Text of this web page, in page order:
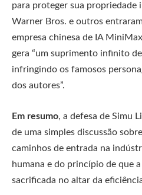
para proteger sua propriedade
Warner Bros. e outros
empresa chinesa de IA
gera “um suprimento infinito
infringindo os famosos
dos autores”.
Em resumo, a defesa de Simu
de uma simples discussão
caminhos de entrada na
humana e do princípio de que
sacrificada no altar da